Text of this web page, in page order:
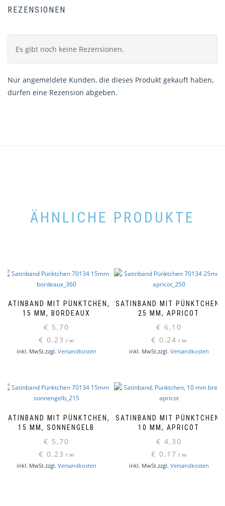
REZENSIONEN
Es gibt noch keine Rezensionen.
Nur angemeldete Kunden, die dieses Produkt gekauft haben,
dürfen eine Rezension abgeben.
ÄHNLICHE PRODUKTE
SATINBAND MIT PÜNKTCHEN,
15 MM, BORDEAUX
€ 5,70
€ 0,23 / m
inkl. MwSt.zzgl. Versandkosten
SATINBAND MIT PÜNKTCHEN,
25 MM, APRICOT
€ 6,10
€ 0,24 / m
inkl. MwSt.zzgl. Versandkosten
SATINBAND MIT PÜNKTCHEN,
15 MM, SONNENGELB
€ 5,70
€ 0,23 / m
inkl. MwSt.zzgl. Versandkosten
SATINBAND MIT PÜNKTCHEN,
10 MM, APRICOT
€ 4,30
€ 0,17 / m
inkl. MwSt.zzgl. Versandkosten